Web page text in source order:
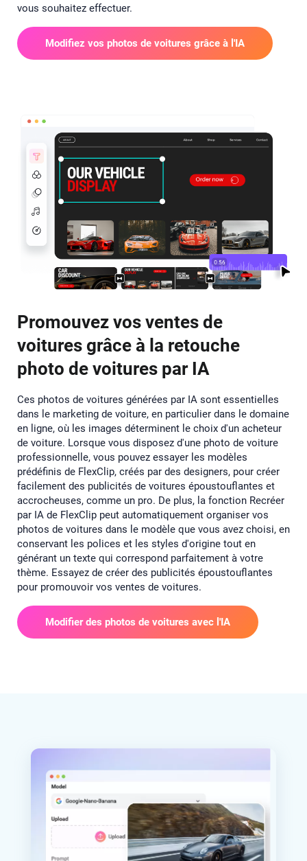
vous souhaitez effectuer.
Modifiez vos photos de voitures grâce à l'IA
Promouvez vos ventes de
voitures grâce à la retouche
photo de voitures par IA
Ces photos de voitures générées par IA sont essentielles
dans le marketing de voiture, en particulier dans le domaine
en ligne, où les images déterminent le choix d'un acheteur
de voiture. Lorsque vous disposez d'une photo de voiture
professionnelle, vous pouvez essayer les modèles
prédéfinis de FlexClip, créés par des designers, pour créer
facilement des publicités de voitures époustouflantes et
accrocheuses, comme un pro. De plus, la fonction Recréer
par IA de FlexClip peut automatiquement organiser vos
photos de voitures dans le modèle que vous avez choisi, en
conservant les polices et les styles d'origine tout en
générant un texte qui correspond parfaitement à votre
thème. Essayez de créer des publicités époustouflantes
pour promouvoir vos ventes de voitures.
Modifier des photos de voitures avec l'IA